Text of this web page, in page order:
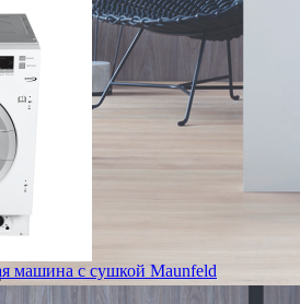
машина с сушкой Maunfeld